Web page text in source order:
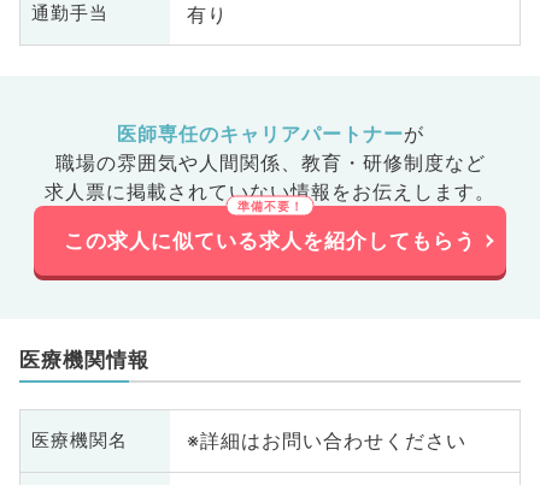
通勤手当 有り
医師専任のキャリアパートナーが
職場の雰囲気や人間関係、 教育・研修制度など
求人票に掲載されていない情報をお伝えします。
この求人に似ている求人を紹介してもらう
医療機関情報
医療機関名 ※詳細はお問い合わせください